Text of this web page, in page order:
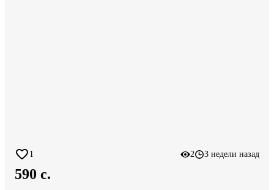
1 2 3 недели назад
590 c.